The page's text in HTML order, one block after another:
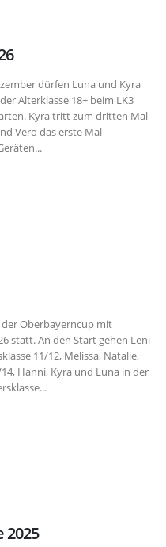
dürfen Luna und Kyra
Alterklasse 18+ beim LK3
Kyra tritt zum dritten Mal
Vero das erste Mal
Oberbayerncup mit
statt. An den Start gehen Leni
11/12, Melissa, Natalie,
Hanni, Kyra und Luna in der